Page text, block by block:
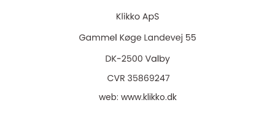
web: www.klikko.dk